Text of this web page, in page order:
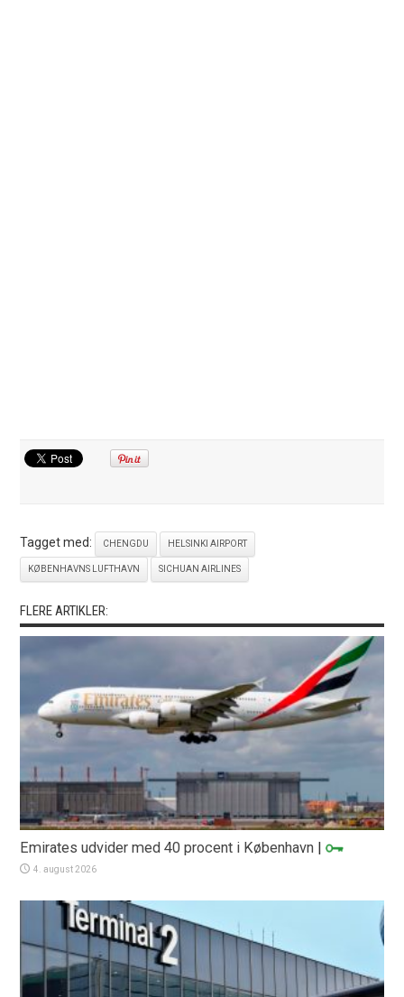
Tagget med: CHENGDU HELSINKI AIRPORT
KØBENHAVNS LUFTHAVN SICHUAN AIRLINES
FLERE ARTIKLER:
Emirates udvider med 40 procent i København |
4. august 2026